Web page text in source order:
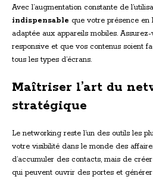
Avec l’augmentation constante de
indispensable que votre présence
adaptée aux appareils mobiles.
responsive et que vos contenus soient
tous les types d’écrans.
Maîtriser l’art du
stratégique
Le networking reste l’un des outils les
votre visibilité dans le monde des
d’accumuler des contacts, mais de
qui peuvent ouvrir des portes et